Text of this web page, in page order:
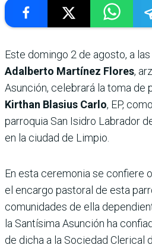
Este domingo 2 de agosto, a las
Adalberto Martínez Flores,
Asunción, celebrará la toma de
Kirthan Blasius Carlo, EP,
parroquia San Isidro Labrador
en la ciudad de Limpio.
En esta ceremonia se confiere
el encargo pastoral de esta
comunidades de ella
la Santísima Asunción ha
de dicha a la Sociedad Clerical